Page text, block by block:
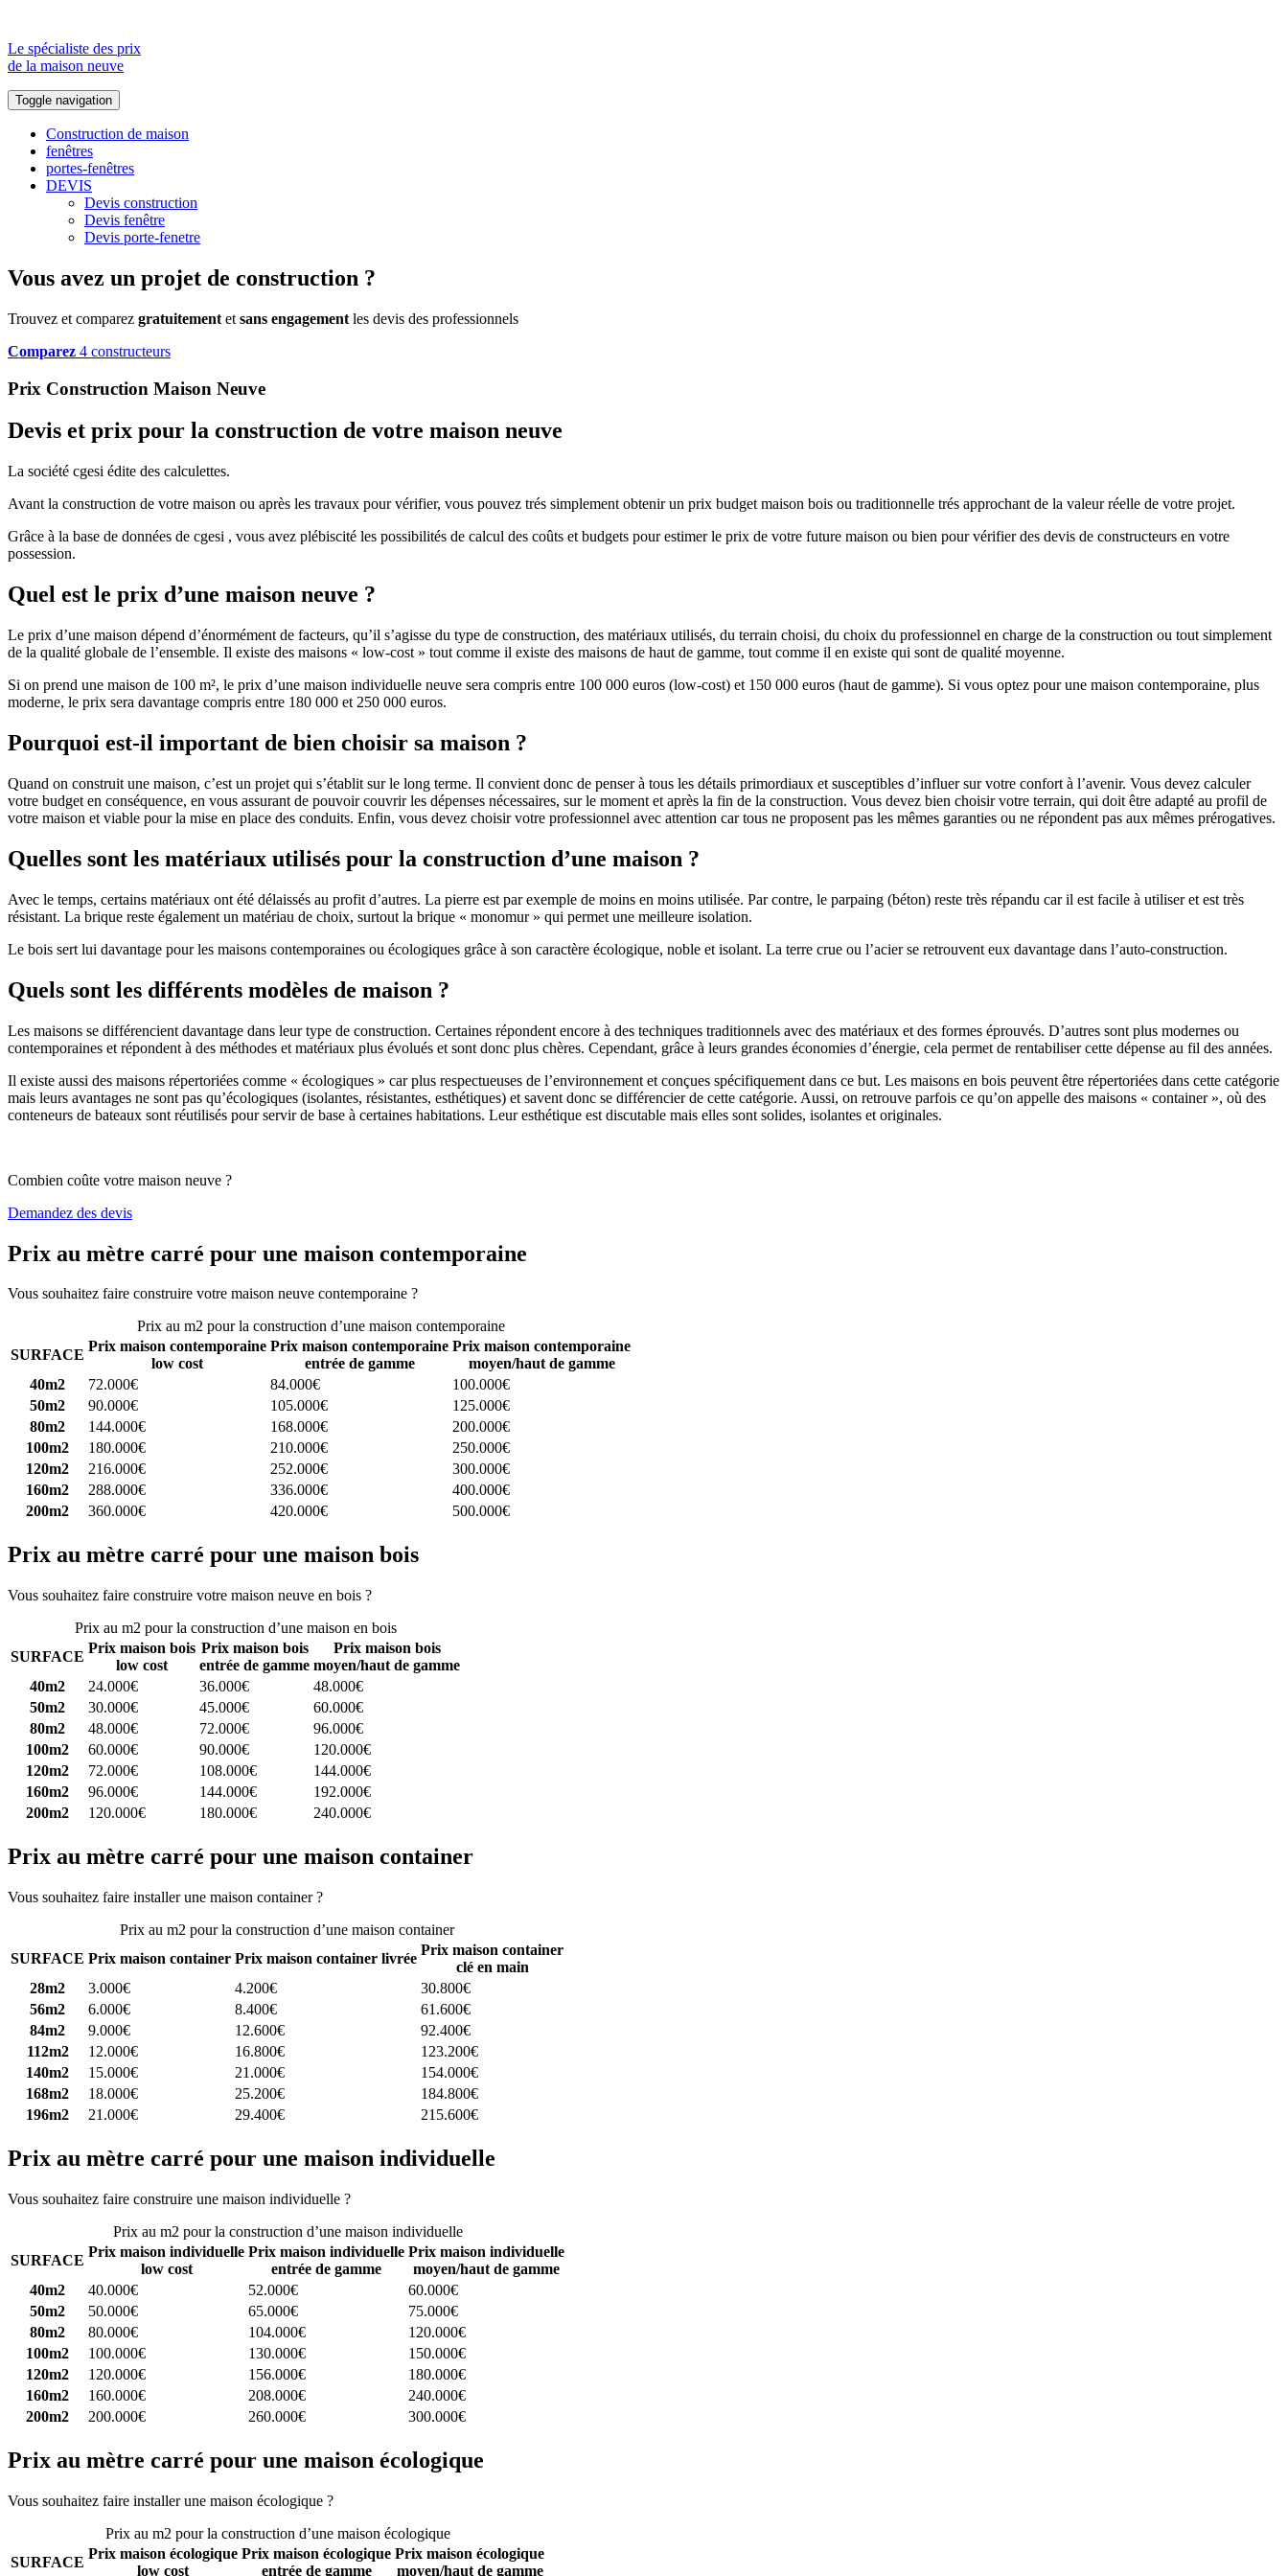
Le spécialiste des prix
de la maison neuve
Toggle navigation
Construction de maison
fenêtres
portes-fenêtres
DEVIS
Devis construction
Devis fenêtre
Devis porte-fenetre
Vous avez un projet de construction ?
Trouvez et comparez gratuitement et sans engagement les devis des professionnels
Comparez 4 constructeurs
Prix Construction Maison Neuve
Devis et prix pour la construction de votre maison neuve
La société cgesi édite des calculettes.
Avant la construction de votre maison ou après les travaux pour vérifier, vous pouvez trés simplement obtenir un prix budget maison bois ou traditionnelle trés approchant de la valeur réelle de votre projet.
Grâce à la base de données de cgesi , vous avez plébiscité les possibilités de calcul des coûts et budgets pour estimer le prix de votre future maison ou bien pour vérifier des devis de constructeurs en votre
possession.
Quel est le prix d’une maison neuve ?
Le prix d’une maison dépend d’énormément de facteurs, qu’il s’agisse du type de construction, des matériaux utilisés, du terrain choisi, du choix du professionnel en charge de la construction ou tout simplement
de la qualité globale de l’ensemble. Il existe des maisons « low-cost » tout comme il existe des maisons de haut de gamme, tout comme il en existe qui sont de qualité moyenne.
Si on prend une maison de 100 m², le prix d’une maison individuelle neuve sera compris entre 100 000 euros (low-cost) et 150 000 euros (haut de gamme). Si vous optez pour une maison contemporaine, plus
moderne, le prix sera davantage compris entre 180 000 et 250 000 euros.
Pourquoi est-il important de bien choisir sa maison ?
Quand on construit une maison, c’est un projet qui s’établit sur le long terme. Il convient donc de penser à tous les détails primordiaux et susceptibles d’influer sur votre confort à l’avenir. Vous devez calculer
votre budget en conséquence, en vous assurant de pouvoir couvrir les dépenses nécessaires, sur le moment et après la fin de la construction. Vous devez bien choisir votre terrain, qui doit être adapté au profil de
votre maison et viable pour la mise en place des conduits. Enfin, vous devez choisir votre professionnel avec attention car tous ne proposent pas les mêmes garanties ou ne répondent pas aux mêmes prérogatives.
Quelles sont les matériaux utilisés pour la construction d’une maison ?
Avec le temps, certains matériaux ont été délaissés au profit d’autres. La pierre est par exemple de moins en moins utilisée. Par contre, le parpaing (béton) reste très répandu car il est facile à utiliser et est très
résistant. La brique reste également un matériau de choix, surtout la brique « monomur » qui permet une meilleure isolation.
Le bois sert lui davantage pour les maisons contemporaines ou écologiques grâce à son caractère écologique, noble et isolant. La terre crue ou l’acier se retrouvent eux davantage dans l’auto-construction.
Quels sont les différents modèles de maison ?
Les maisons se différencient davantage dans leur type de construction. Certaines répondent encore à des techniques traditionnels avec des matériaux et des formes éprouvés. D’autres sont plus modernes ou
contemporaines et répondent à des méthodes et matériaux plus évolués et sont donc plus chères. Cependant, grâce à leurs grandes économies d’énergie, cela permet de rentabiliser cette dépense au fil des années.
Il existe aussi des maisons répertoriées comme « écologiques » car plus respectueuses de l’environnement et conçues spécifiquement dans ce but. Les maisons en bois peuvent être répertoriées dans cette catégorie
mais leurs avantages ne sont pas qu’écologiques (isolantes, résistantes, esthétiques) et savent donc se différencier de cette catégorie. Aussi, on retrouve parfois ce qu’on appelle des maisons « container », où des
conteneurs de bateaux sont réutilisés pour servir de base à certaines habitations. Leur esthétique est discutable mais elles sont solides, isolantes et originales.
Combien coûte votre maison neuve ?
Demandez des devis
Prix au mètre carré pour une maison contemporaine
Vous souhaitez faire construire votre maison neuve contemporaine ?
Prix au m2 pour la construction d’une maison contemporaine
SURFACE
Prix maison contemporaine
low cost
Prix maison contemporaine
entrée de gamme
Prix maison contemporaine
moyen/haut de gamme
40m2
72.000€ 84.000€
100.000€
50m2
90.000€ 105.000€
125.000€
80m2
144.000€ 168.000€
200.000€
100m2
180.000€ 210.000€
250.000€
120m2
216.000€ 252.000€
300.000€
160m2
288.000€ 336.000€
400.000€
200m2
360.000€ 420.000€ 500.000€
Prix au mètre carré pour une maison bois
Vous souhaitez faire construire votre maison neuve en bois ?
Prix au m2 pour la construction d’une maison en bois
SURFACE
Prix maison bois
low cost
Prix maison bois
entrée de gamme
Prix maison bois
moyen/haut de gamme
40m2
24.000€ 36.000€
48.000€
50m2
30.000€ 45.000€
60.000€
80m2
48.000€ 72.000€
96.000€
100m2
60.000€ 90.000€
120.000€
120m2
72.000€ 108.000€
144.000€
160m2
96.000€ 144.000€
192.000€
200m2
120.000€ 180.000€ 240.000€
Prix au mètre carré pour une maison container
Vous souhaitez faire installer une maison container ?
Prix au m2 pour la construction d’une maison container
SURFACE Prix maison container Prix maison container livrée
Prix maison container
clé en main
28m2
3.000€ 4.200€
30.800€
56m2
6.000€ 8.400€
61.600€
84m2
9.000€ 12.600€
92.400€
112m2
12.000€ 16.800€
123.200€
140m2
15.000€ 21.000€
154.000€
168m2
18.000€ 25.200€
184.800€
196m2
21.000€ 29.400€ 215.600€
Prix au mètre carré pour une maison individuelle
Vous souhaitez faire construire une maison individuelle ?
Prix au m2 pour la construction d’une maison individuelle
SURFACE
Prix maison individuelle
low cost
Prix maison individuelle
entrée de gamme
Prix maison individuelle
moyen/haut de gamme
40m2
40.000€ 52.000€
60.000€
50m2
50.000€ 65.000€
75.000€
80m2
80.000€ 104.000€
120.000€
100m2
100.000€ 130.000€
150.000€
120m2
120.000€ 156.000€
180.000€
160m2
160.000€ 208.000€
240.000€
200m2
200.000€ 260.000€ 300.000€
Prix au mètre carré pour une maison écologique
Vous souhaitez faire installer une maison écologique ?
Prix au m2 pour la construction d’une maison écologique
SURFACE
Prix maison écologique
low cost
Prix maison écologique
entrée de gamme
Prix maison écologique
moyen/haut de gamme